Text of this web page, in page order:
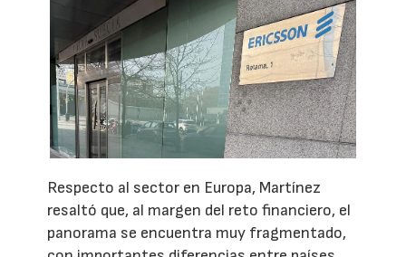
Respecto al sector en Europa, Martínez
resaltó que, al margen del reto financiero, el
panorama se encuentra muy fragmentado,